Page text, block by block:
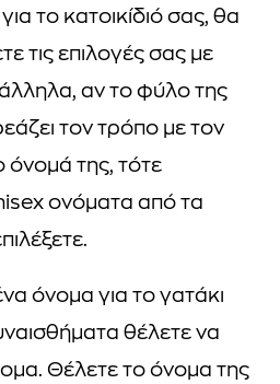
το κατοικίδιό σας, θα
τις επιλογές σας με
αν το φύλο της
τον τρόπο με τον
όνομά της, τότε
ονόματα από τα
όνομα για το γατάκι
θέλετε να
Θέλετε το όνομα της